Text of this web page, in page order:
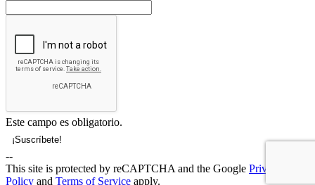
Este campo es obligatorio.
--
This site is protected by reCAPTCHA and the Google Privacy
Policy and Terms of Service apply.